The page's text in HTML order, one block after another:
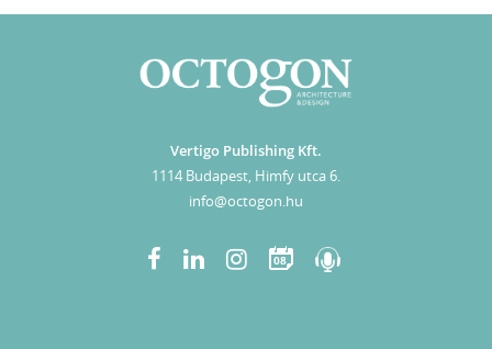
Vertigo Publishing Kft.
1114 Budapest, Himfy utca 6.
info@octogon.hu
08